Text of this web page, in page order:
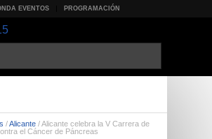
EVENTOS PROGRAMACIÓN
/Alicante /Alicante celebra la V Carrera de
el Cáncer de Páncreas